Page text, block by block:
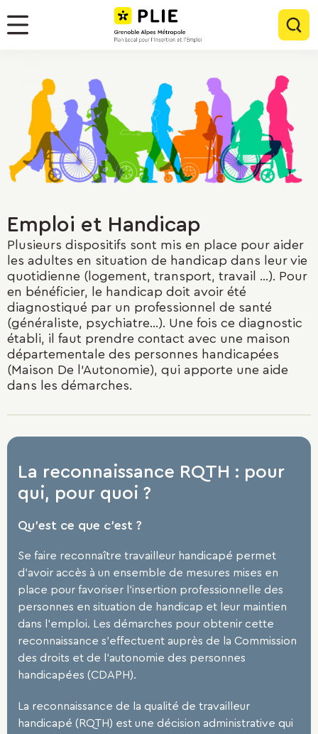
Panneau de gestion des cookies
Menu
Emploi et Handicap
Plusieurs dispositifs sont mis en place pour aider
les adultes en situation de handicap dans leur vie
quotidienne (logement, transport, travail ...). Pour
en bénéficier, le handicap doit avoir été
diagnostiqué par un professionnel de santé
(généraliste, psychiatre...). Une fois ce diagnostic
établi, il faut prendre contact avec une maison
départementale des personnes handicapées
(Maison De l'Autonomie), qui apporte une aide
dans les démarches.
La reconnaissance RQTH : pour
qui, pour quoi ?
Qu'est ce que c'est ?
Se faire reconnaître travailleur handicapé permet
d’avoir accès à un ensemble de mesures mises en
place pour favoriser l’insertion professionnelle des
personnes en situation de handicap et leur maintien
dans l’emploi. Les démarches pour obtenir cette
reconnaissance s’effectuent auprès de la Commission
des droits et de l’autonomie des personnes
handicapées (CDAPH).
La reconnaissance de la qualité de travailleur
handicapé (RQTH) est une décision administrative qui